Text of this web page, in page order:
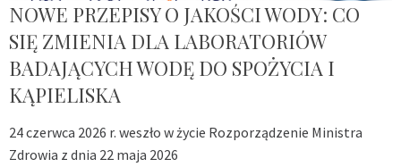
NOWE PRZEPISY O JAKOŚCI WODY: CO
SIĘ ZMIENIA DLA LABORATORIÓW
BADAJĄCYCH WODĘ DO SPOŻYCIA I
KĄPIELISKA
24 czerwca 2026 r. weszło w życie Rozporządzenie Ministra
Zdrowia z dnia 22 maja 2026